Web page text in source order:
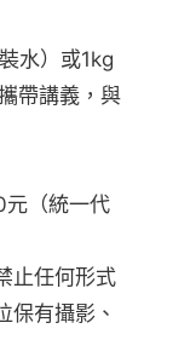
水）或1kg
帶講義，與
元（統一代
止任何形式
保有攝影、